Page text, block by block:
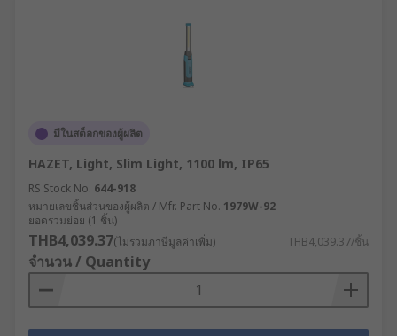
มีในสต็อกของผู้ผลิต
HAZET, Light, Slim Light, 1100 lm, IP65
RS Stock No. 644-918
หมายเลขชิ้นส่วนของผู้ผลิต / Mfr. Part No. 1979W-92
ยอดรวมย่อย (1 ชิ้น)
THB4,039.37(ไม่รวมภาษีมูลค่าเพิ่ม) THB4,039.37/ชิ้น
จำนวน / Quantity